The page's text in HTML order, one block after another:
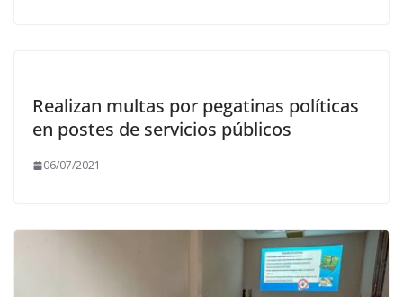
Realizan multas por pegatinas políticas
en postes de servicios públicos
06/07/2021